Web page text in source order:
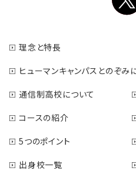
理念と特長
ヒューマンキャンパスとのぞみ
通信制高校について
コースの紹介
5つのポイント
出身校一覧